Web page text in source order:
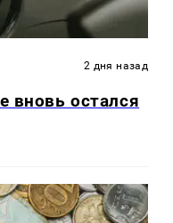
2 дня назад
остался